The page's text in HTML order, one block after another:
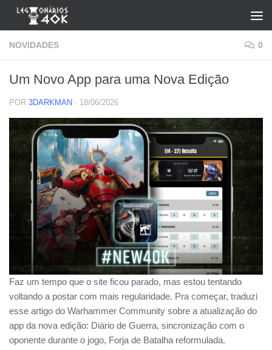
Skip to content
NOVIDADES 0
Um Novo App para uma Nova Edição
POR 3DARKMAN · 18/06/2026
Faz um tempo que o site ficou parado, mas estou tentando
voltando a postar com mais regularidade. Pra começar, traduzi
esse artigo do Warhammer Community sobre a atualização do
app da nova edição: Diário de Guerra, sincronização com o
oponente durante o jogo, Forja de Batalha reformulada.